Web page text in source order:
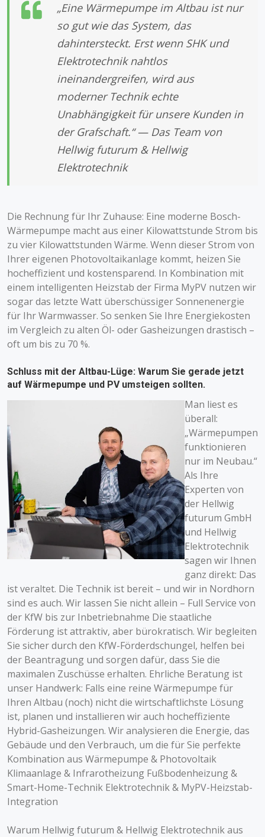
„Eine Wärmepumpe im Altbau ist nur
so gut wie das System, das
dahintersteckt. Erst wenn SHK und
Elektrotechnik nahtlos
ineinandergreifen, wird aus
moderner Technik echte
Unabhängigkeit für unsere Kunden in
der Grafschaft.“ — Das Team von
Hellwig futurum & Hellwig
Elektrotechnik
Die Rechnung für Ihr Zuhause: Eine moderne Bosch-
Wärmepumpe macht aus einer Kilowattstunde Strom bis
zu vier Kilowattstunden Wärme. Wenn dieser Strom von
Ihrer eigenen Photovoltaikanlage kommt, heizen Sie
hocheffizient und kostensparend. In Kombination mit
einem intelligenten Heizstab der Firma MyPV nutzen wir
sogar das letzte Watt überschüssiger Sonnenenergie
für Ihr Warmwasser. So senken Sie Ihre Energiekosten
im Vergleich zu alten Öl- oder Gasheizungen drastisch –
oft um bis zu 70 %.
Schluss mit der Altbau-Lüge: Warum Sie gerade jetzt
auf Wärmepumpe und PV umsteigen sollten.
Man liest es
überall:
„Wärmepumpen
funktionieren
nur im Neubau.“
Als Ihre
Experten von
der Hellwig
futurum GmbH
und Hellwig
Elektrotechnik
sagen wir Ihnen
ganz direkt: Das
ist veraltet. Die Technik ist bereit – und wir in Nordhorn
sind es auch. Wir lassen Sie nicht allein – Full Service von
der KfW bis zur Inbetriebnahme Die staatliche
Förderung ist attraktiv, aber bürokratisch. Wir begleiten
Sie sicher durch den KfW-Förderdschungel, helfen bei
der Beantragung und sorgen dafür, dass Sie die
maximalen Zuschüsse erhalten. Ehrliche Beratung ist
unser Handwerk: Falls eine reine Wärmepumpe für
Ihren Altbau (noch) nicht die wirtschaftlichste Lösung
ist, planen und installieren wir auch hocheffiziente
Hybrid-Gasheizungen. Wir analysieren die Energie, das
Gebäude und den Verbrauch, um die für Sie perfekte
Kombination aus Wärmepumpe & Photovoltaik
Klimaanlage & Infrarotheizung Fußbodenheizung &
Smart-Home-Technik Elektrotechnik & MyPV-Heizstab-
Integration
Warum Hellwig futurum & Hellwig Elektrotechnik aus